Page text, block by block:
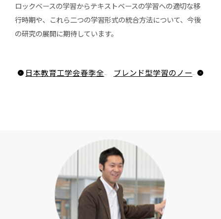
ロックベースの学習からテキストベースの学習への適切な移
行時期や、これら二つの学習形式の統合方法について、今後
の研究の展開に期待しています。
日本教育工学会春季全国大会で発表します ブレンド型学習のノートテイキングの行動パターンは？